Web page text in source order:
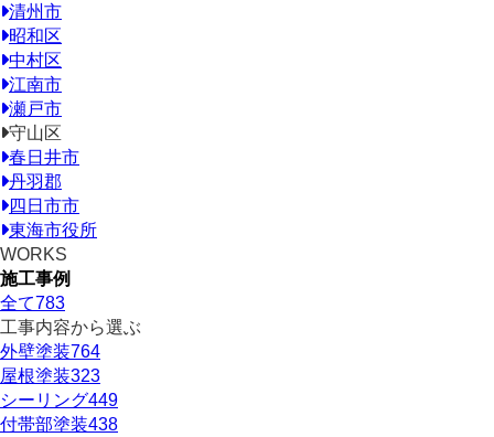
清州市
昭和区
中村区
江南市
瀬戸市
守山区
春日井市
丹羽郡
四日市市
東海市役所
WORKS
施工事例
全て783
工事内容から選ぶ
外壁塗装764
屋根塗装323
シーリング449
付帯部塗装438